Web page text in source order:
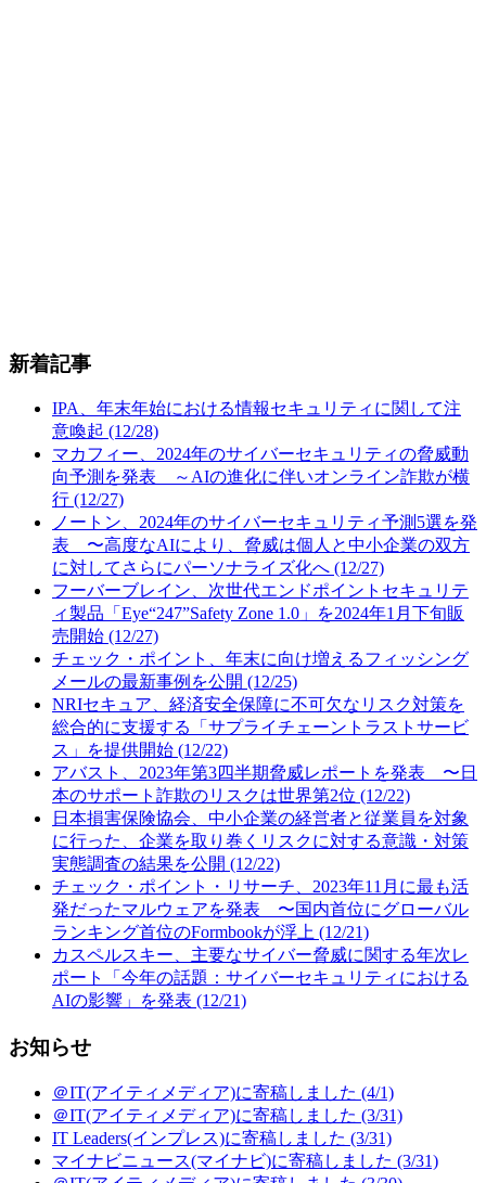
新着記事
IPA、年末年始における情報セキュリティに関して注
意喚起 (12/28)
マカフィー、2024年のサイバーセキュリティの脅威動
向予測を発表 ～AIの進化に伴いオンライン詐欺が横
行 (12/27)
ノートン、2024年のサイバーセキュリティ予測5選を発
表 〜高度なAIにより、脅威は個人と中小企業の双方
に対してさらにパーソナライズ化へ (12/27)
フーバーブレイン、次世代エンドポイントセキュリテ
ィ製品「Eye“247”Safety Zone 1.0」を2024年1月下旬販
売開始 (12/27)
チェック・ポイント、年末に向け増えるフィッシング
メールの最新事例を公開 (12/25)
NRIセキュア、経済安全保障に不可欠なリスク対策を
総合的に支援する「サプライチェーントラストサービ
ス」を提供開始 (12/22)
アバスト、2023年第3四半期脅威レポートを発表 〜日
本のサポート詐欺のリスクは世界第2位 (12/22)
日本損害保険協会、中小企業の経営者と従業員を対象
に行った、企業を取り巻くリスクに対する意識・対策
実態調査の結果を公開 (12/22)
チェック・ポイント・リサーチ、2023年11月に最も活
発だったマルウェアを発表 〜国内首位にグローバル
ランキング首位のFormbookが浮上 (12/21)
カスペルスキー、主要なサイバー脅威に関する年次レ
ポート「今年の話題：サイバーセキュリティにおける
AIの影響」を発表 (12/21)
お知らせ
＠IT(アイティメディア)に寄稿しました (4/1)
＠IT(アイティメディア)に寄稿しました (3/31)
IT Leaders(インプレス)に寄稿しました (3/31)
マイナビニュース(マイナビ)に寄稿しました (3/31)